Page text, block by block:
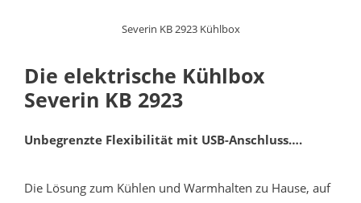
Severin KB 2923 Kühlbox
Die elektrische Kühlbox
Severin KB 2923
Unbegrenzte Flexibilität mit USB-Anschluss….
Die Lösung zum Kühlen und Warmhalten zu Hause, auf